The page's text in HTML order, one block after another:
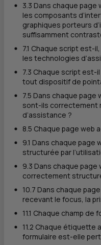
3.3 Dans chaque
les composants
graphiques porteurs
suffisamment
7.1 Chaque script est-
les technologies
7.3 Chaque script est-
tout dispositif de
7.5 Dans chaque
sont-ils correctement
d’assistance ?
8.5 Chaque page web
9.1 Dans chaque page
structurée par
9.3 Dans chaque
correctement
10.7 Dans chaque
recevant le focus, la
11.1 Chaque champ
11.2 Chaque étiquette
formulaire est-elle